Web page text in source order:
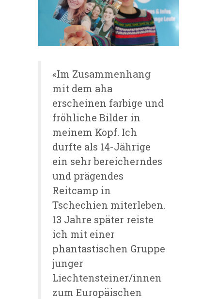
«Im Zusammenhang
mit dem aha
erscheinen farbige und
fröhliche Bilder in
meinem Kopf. Ich
durfte als 14-Jährige
ein sehr bereicherndes
und prägendes
Reitcamp in
Tschechien miterleben.
13 Jahre später reiste
ich mit einer
phantastischen Gruppe
junger
Liechtensteiner/innen
zum Europäischen